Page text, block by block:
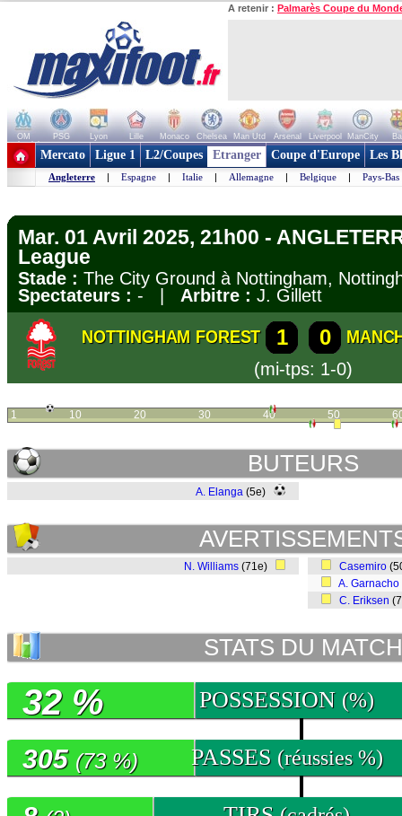
A retenir : Palmarès Coupe du
OM PSG Lyon Lille Monaco Chelsea Man Utd Arsenal Liverpool ManCity
+ de clubs
Mercato Ligue 1 L2/Coupes Etranger Coupe d'Europe Les
Angleterre | Espagne | Italie | Allemagne | Belgique | Pays-Bas
Mar. 01 Avril 2025, 21h00 -
League
Stade : The City Ground à Nottingham,
Spectateurs : - | Arbitre : J. Gillett
NOTTINGHAM FOREST 1 0
(mi-tps: 1-0)
1 10 20 30 40 50
BUTEURS
A. Elanga (5e)
N. Williams (71e) Casemiro
A. Garnacho
C. Eriksen
STATS DU MATCH
POSSESSION (%)
32 %
PASSES (réussies %)
305 (73 %)